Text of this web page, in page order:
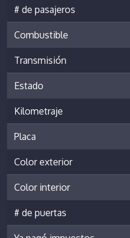
# de pasajeros
Combustible
Transmisión
Estado
Kilometraje
Placa
Color exterior
Color interior
# de puertas